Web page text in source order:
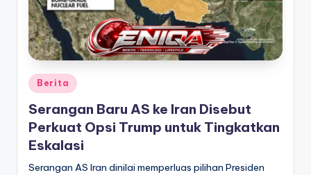
Posted
in
Berita
Serangan Baru AS ke Iran Disebut
Perkuat Opsi Trump untuk Tingkatkan
Eskalasi
Serangan AS Iran dinilai memperluas pilihan Presiden